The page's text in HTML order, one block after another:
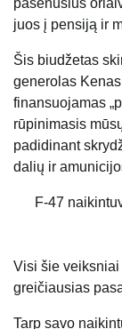
pasenusius
juos į pensiją ir
Šis biudžetas
generolas
finansuojamas
rūpinimasis
padidinant
dalių ir
F-47
Visi šie veiksniai
greičiausias
Tarp savo